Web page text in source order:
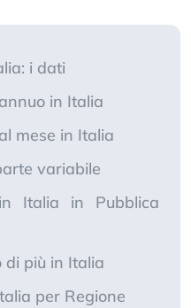
i dati
in Italia
mese in Italia
variabile
Italia in Pubblica
di più in Italia
per Regione